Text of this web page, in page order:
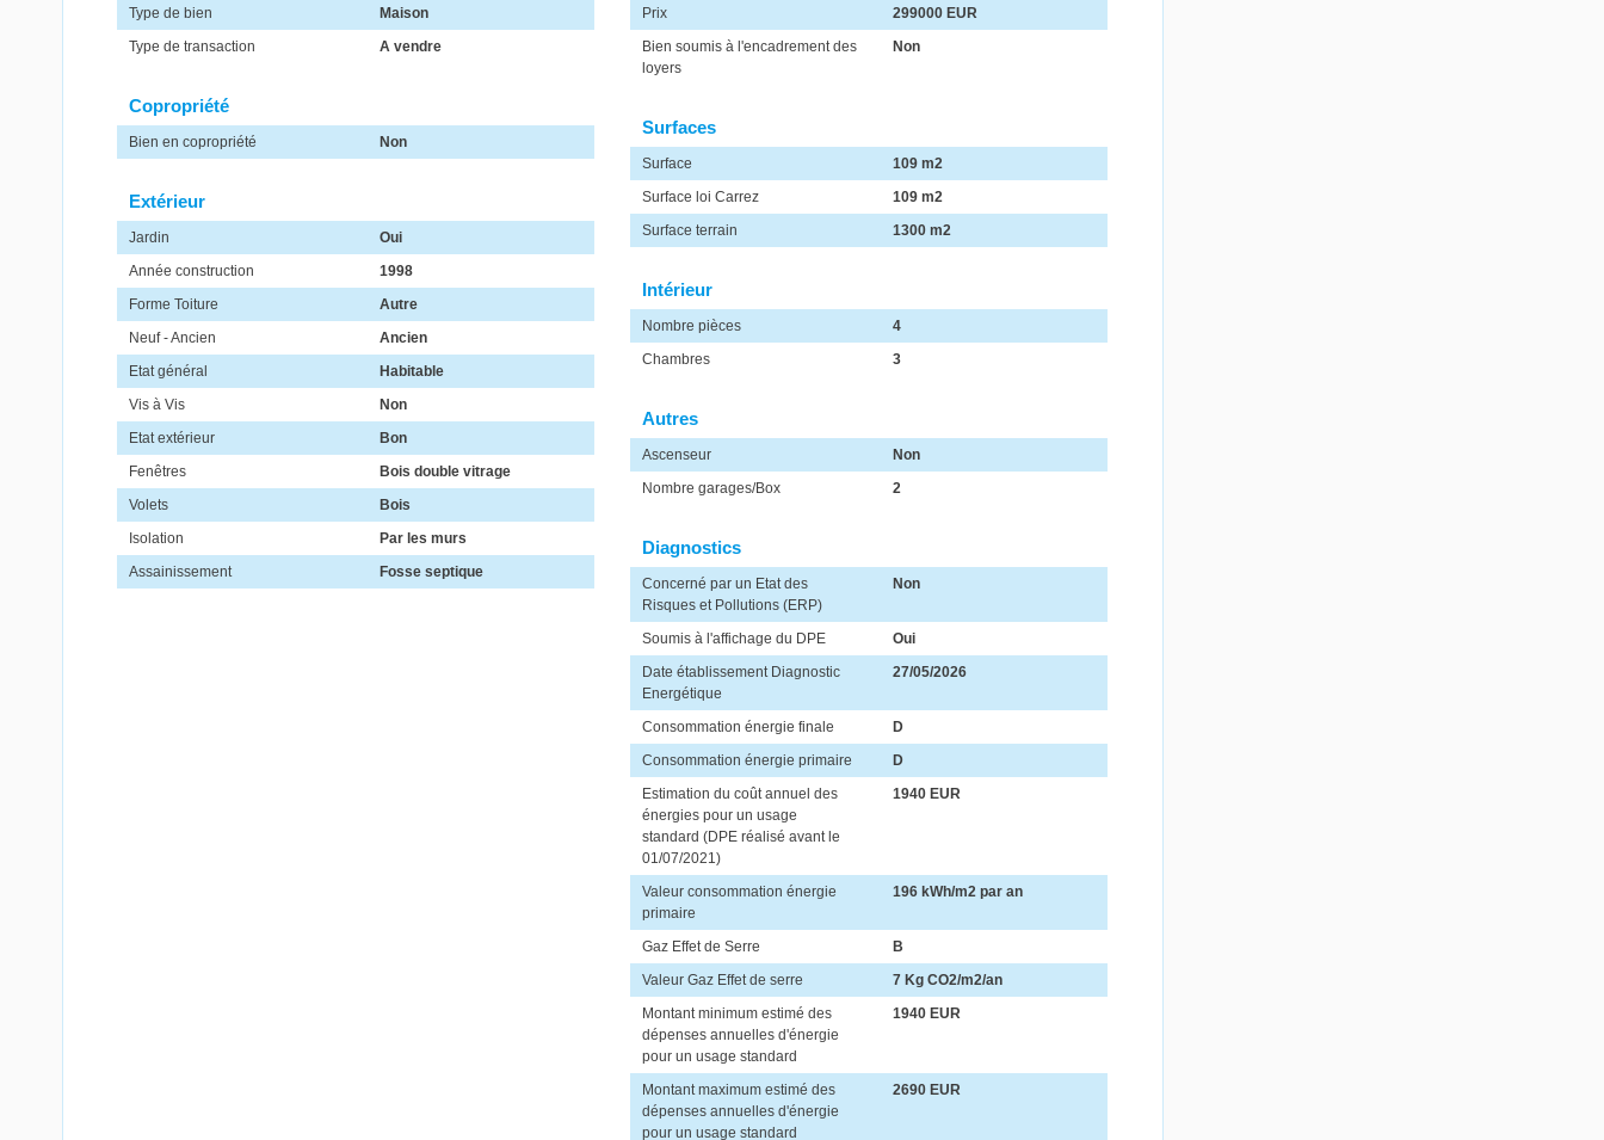
Type de bien
Maison
Type de transaction
A vendre
Prix
299000 EUR
Bien soumis à l'encadrement des
loyers
Non
Copropriété
Bien en copropriété Non
Surfaces
Surface
109 m2
Surface loi Carrez
109 m2
Surface terrain
1300 m2
Extérieur
Jardin
Oui
Année construction
1998
Forme Toiture
Autre
Neuf - Ancien
Ancien
Etat général
Habitable
Vis à Vis
Non
Etat extérieur
Bon
Fenêtres
Bois double vitrage
Volets
Bois
Isolation
Par les murs
Assainissement
Fosse septique
Intérieur
Nombre pièces
4
Chambres
3
Autres
Ascenseur
Non
Nombre garages/Box
2
Diagnostics
Concerné par un Etat des
Risques et Pollutions (ERP)
Non
Soumis à l'affichage du DPE
Oui
Date établissement Diagnostic
Energétique
27/05/2026
Consommation énergie finale
D
Consommation énergie primaire
D
Estimation du coût annuel des
énergies pour un usage
standard (DPE réalisé avant le
01/07/2021)
1940 EUR
Valeur consommation énergie
primaire
196 kWh/m2 par an
Gaz Effet de Serre
B
Valeur Gaz Effet de serre
7 Kg CO2/m2/an
Montant minimum estimé des
dépenses annuelles d'énergie
pour un usage standard
1940 EUR
Montant maximum estimé des
dépenses annuelles d'énergie
pour un usage standard
2690 EUR